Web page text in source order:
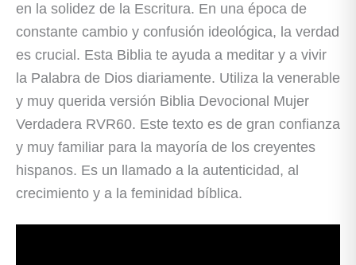
en la solidez de la Escritura. En una época de
constante cambio y confusión ideológica, la verdad
es crucial. Esta Biblia te ayuda a meditar y a vivir
la Palabra de Dios diariamente. Utiliza la venerable
y muy querida versión Biblia Devocional Mujer
Verdadera RVR60. Este texto es de gran confianza
y muy familiar para la mayoría de los creyentes
hispanos. Es un llamado a la autenticidad, al
crecimiento y a la feminidad bíblica.